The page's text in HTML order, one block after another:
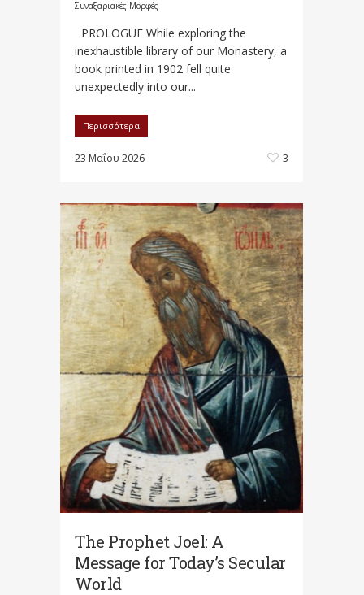
Συναξαριακές Μορφές
PROLOGUE While exploring the
inexhaustible library of our Monastery, a
book printed in 1902 fell quite
unexpectedly into our...
Περισσότερα
23 Μαΐου 2026 3
The Prophet Joel: A
Message for Today’s Secular
World